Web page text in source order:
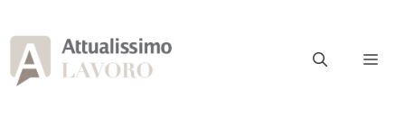
al
contenuto